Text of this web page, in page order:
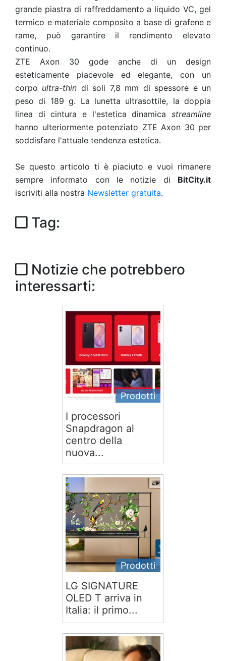
grande piastra di raffreddamento a liquido VC, gel
termico e materiale composito a base di grafene e
rame, può garantire il rendimento elevato
continuo.
ZTE Axon 30 gode anche di un design
esteticamente piacevole ed elegante, con un
corpo ultra-thin di soli 7,8 mm di spessore e un
peso di 189 g. La lunetta ultrasottile, la doppia
linea di cintura e l'estetica dinamica streamline
hanno ulteriormente potenziato ZTE Axon 30 per
soddisfare l'attuale tendenza estetica.
Se questo articolo ti è piaciuto e vuoi rimanere
sempre informato con le notizie di BitCity.it
iscriviti alla nostra Newsletter gratuita.
Tag:
Notizie che potrebbero
interessarti:
Prodotti
I processori
Snapdragon al
centro della
nuova...
Prodotti
LG SIGNATURE
OLED T arriva in
Italia: il primo...